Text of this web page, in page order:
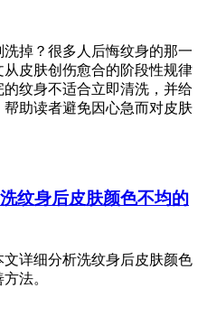
掉？很多人后悔纹身的那一
皮肤创伤愈合的阶段性规律
纹身不适合立即清洗，并给
助读者避免因心急而对皮肤
纹身后皮肤颜色不均的
详细分析洗纹身后皮肤颜色
法。